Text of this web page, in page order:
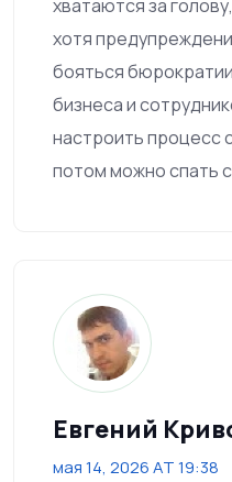
хватаются за
хотя
бояться
бизнеса и
настроить процесс
потом можно спать
Евгений
мая 14, 2026 AT 19:38